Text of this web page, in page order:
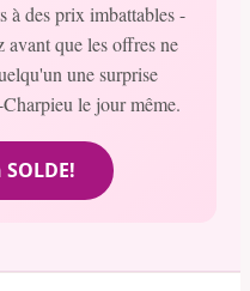
à des prix imbattables -
avant que les offres ne
une surprise
le jour même.